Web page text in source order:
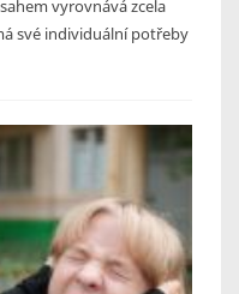
vyrovnává zcela
své individuální potřeby